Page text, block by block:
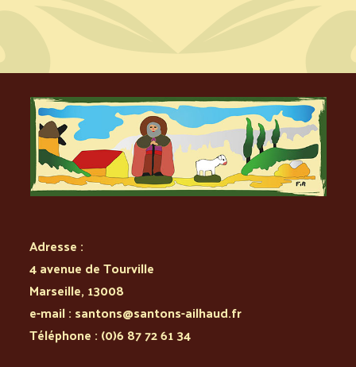
Adresse :
4 avenue de Tourville
Marseille, 13008
e-mail : santons@santons-ailhaud.fr
Téléphone : (0)6 87 72 61 34